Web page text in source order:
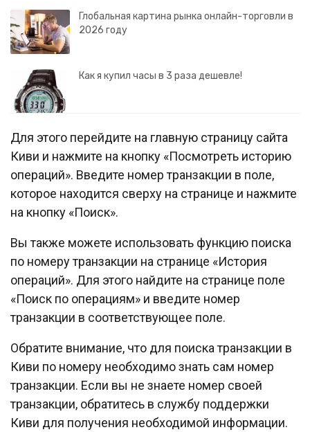
Глобальная картина рынка онлайн-торговли в
2026 году
Как я купил часы в 3 раза дешевле!
Для этого перейдите на главную страницу сайта
Киви и нажмите на кнопку «Посмотреть историю
операций». Введите номер транзакции в поле,
которое находится сверху на странице и нажмите
на кнопку «Поиск».
Вы также можете использовать функцию поиска
по номеру транзакции на странице «История
операций». Для этого найдите на странице поле
«Поиск по операциям» и введите номер
транзакции в соответствующее поле.
Обратите внимание, что для поиска транзакции в
Киви по номеру необходимо знать сам номер
транзакции. Если вы не знаете номер своей
транзакции, обратитесь в службу поддержки
Киви для получения необходимой информации.